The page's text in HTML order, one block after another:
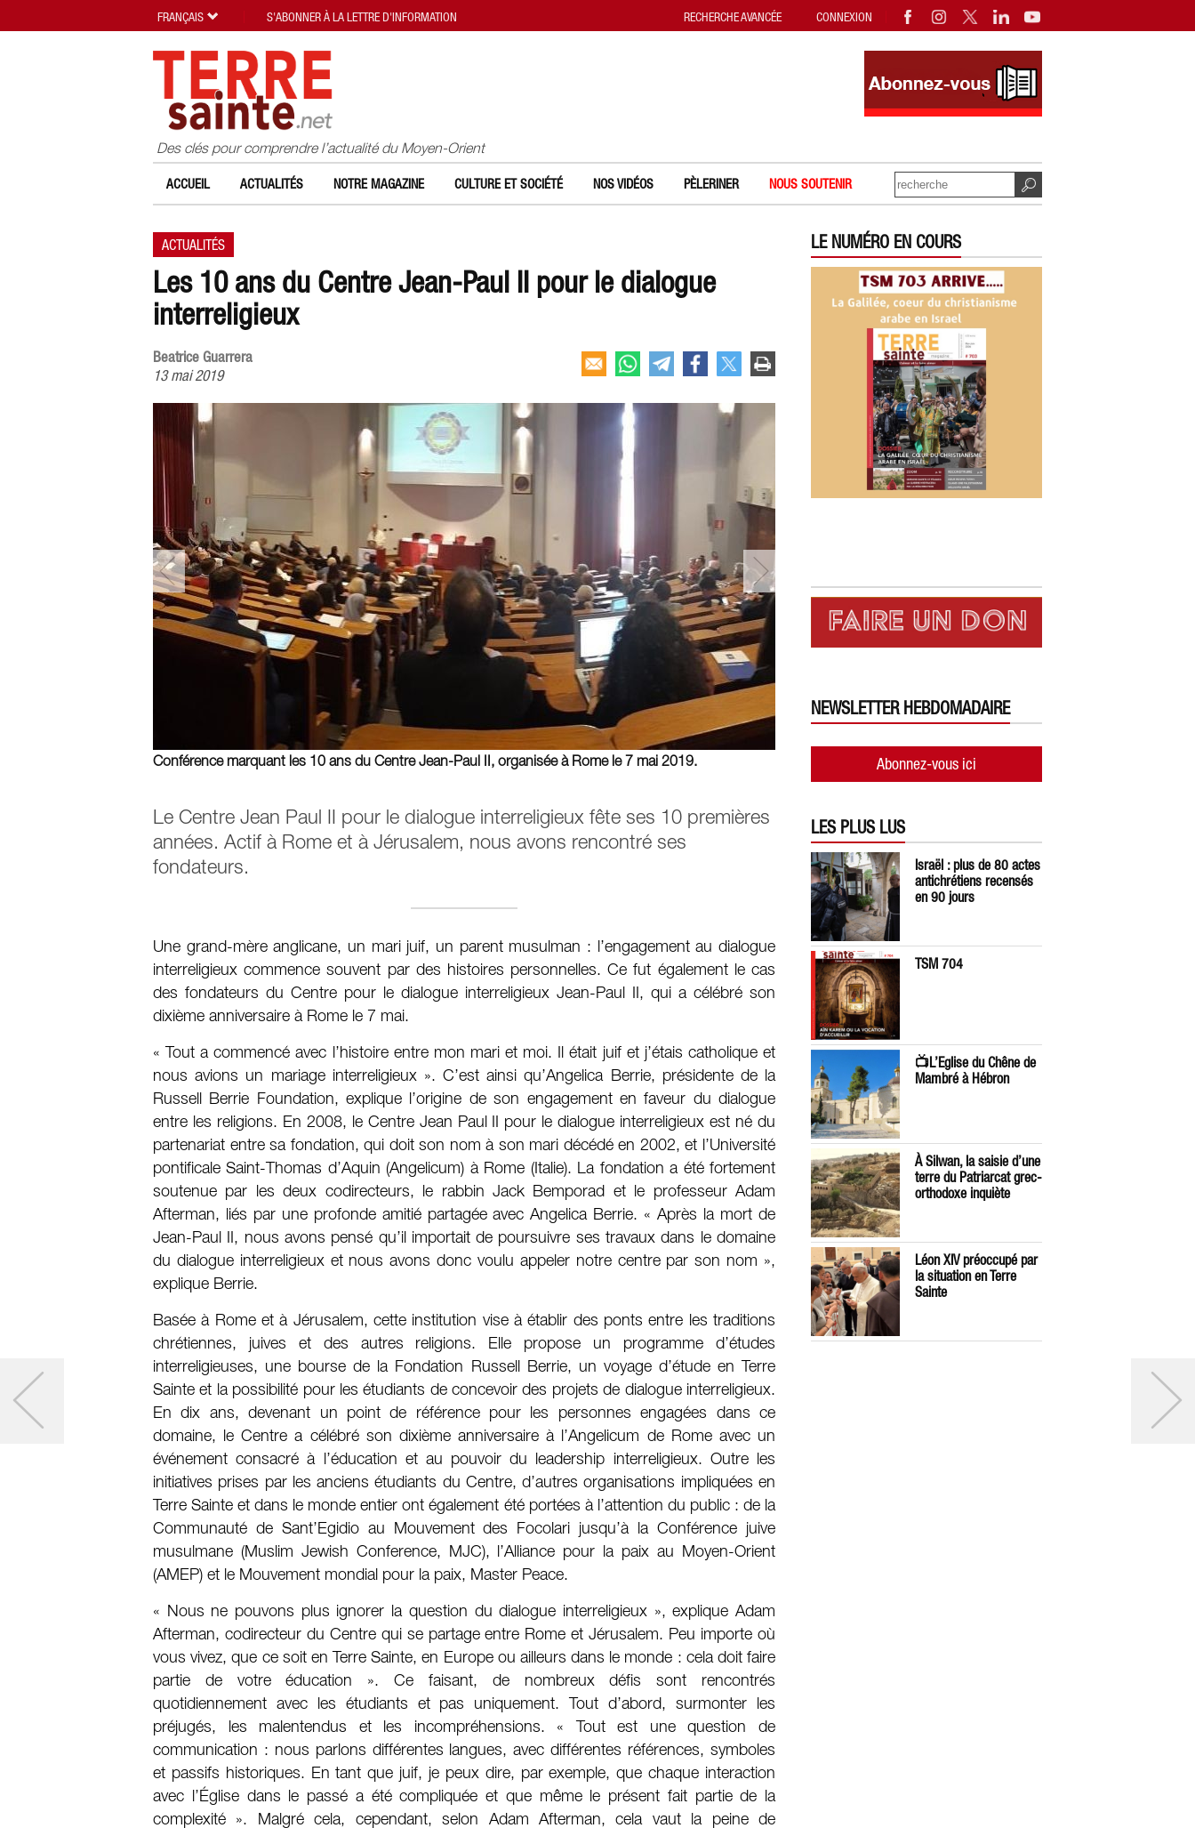
Des clés pour comprendre l’actualité du Moyen-Orient
ACCUEIL ACTUALITÉS NOTRE MAGAZINE CULTURE ET SOCIÉTÉ NOS VIDÉOS PÈLERINER NOUS SOUTENIR
ACTUALITÉS
Les 10 ans du Centre Jean-Paul II pour le dialogue
interreligieux
Beatrice Guarrera
13 mai 2019
Conférence marquant les 10 ans du Centre Jean-Paul II, organisée à Rome le 7 mai 2019.
Le Centre Jean Paul II pour le dialogue interreligieux fête ses 10 premières
années. Actif à Rome et à Jérusalem, nous avons rencontré ses
fondateurs.
Une grand-mère anglicane, un mari juif, un parent musulman : l’engagement au dialogue
interreligieux commence souvent par des histoires personnelles. Ce fut également le cas
des fondateurs du Centre pour le dialogue interreligieux Jean-Paul II, qui a célébré son
dixième anniversaire à Rome le 7 mai.
« Tout a commencé avec l’histoire entre mon mari et moi. Il était juif et j’étais catholique et
nous avions un mariage interreligieux ». C’est ainsi qu’Angelica Berrie, présidente de la
Russell Berrie Foundation, explique l’origine de son engagement en faveur du dialogue
entre les religions. En 2008, le Centre Jean Paul II pour le dialogue interreligieux est né du
partenariat entre sa fondation, qui doit son nom à son mari décédé en 2002, et l’Université
pontificale Saint-Thomas d’Aquin (Angelicum) à Rome (Italie). La fondation a été fortement
soutenue par les deux codirecteurs, le rabbin Jack Bemporad et le professeur Adam
Afterman, liés par une profonde amitié partagée avec Angelica Berrie. « Après la mort de
Jean-Paul II, nous avons pensé qu’il importait de poursuivre ses travaux dans le domaine
du dialogue interreligieux et nous avons donc voulu appeler notre centre par son nom »,
explique Berrie.
Basée à Rome et à Jérusalem, cette institution vise à établir des ponts entre les traditions
chrétiennes, juives et des autres religions. Elle propose un programme d’études
interreligieuses, une bourse de la Fondation Russell Berrie, un voyage d’étude en Terre
Sainte et la possibilité pour les étudiants de concevoir des projets de dialogue interreligieux.
En dix ans, devenant un point de référence pour les personnes engagées dans ce
domaine, le Centre a célébré son dixième anniversaire à l’Angelicum de Rome avec un
événement consacré à l’éducation et au pouvoir du leadership interreligieux. Outre les
initiatives prises par les anciens étudiants du Centre, d’autres organisations impliquées en
Terre Sainte et dans le monde entier ont également été portées à l’attention du public : de la
Communauté de Sant’Egidio au Mouvement des Focolari jusqu’à la Conférence juive
musulmane (Muslim Jewish Conference, MJC), l’Alliance pour la paix au Moyen-Orient
(AMEP) et le Mouvement mondial pour la paix, Master Peace.
« Nous ne pouvons plus ignorer la question du dialogue interreligieux », explique Adam
Afterman, codirecteur du Centre qui se partage entre Rome et Jérusalem. Peu importe où
vous vivez, que ce soit en Terre Sainte, en Europe ou ailleurs dans le monde : cela doit faire
partie de votre éducation ». Ce faisant, de nombreux défis sont rencontrés
quotidiennement avec les étudiants et pas uniquement. Tout d’abord, surmonter les
préjugés, les malentendus et les incompréhensions. « Tout est une question de
communication : nous parlons différentes langues, avec différentes références, symboles
et passifs historiques. En tant que juif, je peux dire, par exemple, que chaque interaction
avec l’Église dans le passé a été compliquée et que même le présent fait partie de la
complexité ». Malgré cela, cependant, selon Adam Afterman, cela vaut la peine de
LE NUMÉRO EN COURS
NEWSLETTER HEBDOMADAIRE
Abonnez-vous ici
LES PLUS LUS
Israël : plus de 80 actes
antichrétiens recensés
en 90 jours
TSM 704
📺L’Eglise du Chêne de
Mambré à Hébron
À Silwan, la saisie d’une
terre du Patriarcat grec-
orthodoxe inquiète
Léon XIV préoccupé par
la situation en Terre
Sainte
RECHERCHE AVANCÉE CONNEXION
FRANÇAIS S'ABONNER À LA LETTRE D'INFORMATION